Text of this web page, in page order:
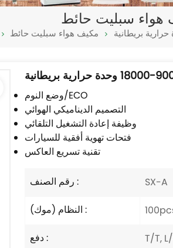
هواء سبليت حائط
مكيف هواء سبليت حائط
وضع النوم/ECO
التصميم الديناميكي الهوائي
وظيفة إعادة التشغيل التلقائي
فتحات تهوية أفقية للسيارات
تقنية تسريع العاكس
رقم الصنف :
SX-A
النظام (موك) :
دفع :
T/T,